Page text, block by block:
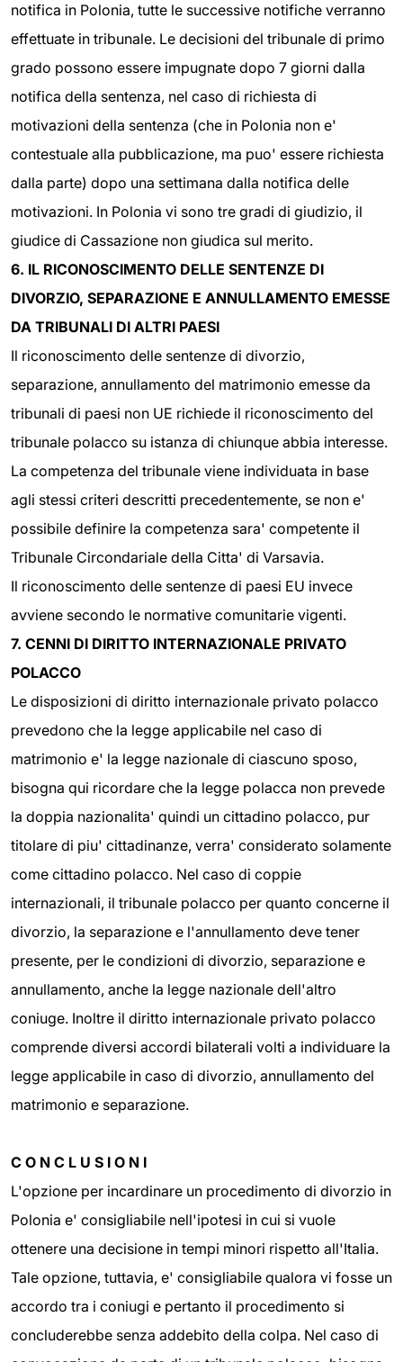
notifica in Polonia, tutte le successive notifiche verranno
effettuate in tribunale. Le decisioni del tribunale di primo
grado possono essere impugnate dopo 7 giorni dalla
notifica della sentenza, nel caso di richiesta di
motivazioni della sentenza (che in Polonia non e'
contestuale alla pubblicazione, ma puo' essere richiesta
dalla parte) dopo una settimana dalla notifica delle
motivazioni. In Polonia vi sono tre gradi di giudizio, il
giudice di Cassazione non giudica sul merito.
6. IL RICONOSCIMENTO DELLE SENTENZE DI
DIVORZIO, SEPARAZIONE E ANNULLAMENTO EMESSE
DA TRIBUNALI DI ALTRI PAESI
Il riconoscimento delle sentenze di divorzio,
separazione, annullamento del matrimonio emesse da
tribunali di paesi non UE richiede il riconoscimento del
tribunale polacco su istanza di chiunque abbia interesse.
La competenza del tribunale viene individuata in base
agli stessi criteri descritti precedentemente, se non e'
possibile definire la competenza sara' competente il
Tribunale Circondariale della Citta' di Varsavia.
Il riconoscimento delle sentenze di paesi EU invece
avviene secondo le normative comunitarie vigenti.
7. CENNI DI DIRITTO INTERNAZIONALE PRIVATO
POLACCO
Le disposizioni di diritto internazionale privato polacco
prevedono che la legge applicabile nel caso di
matrimonio e' la legge nazionale di ciascuno sposo,
bisogna qui ricordare che la legge polacca non prevede
la doppia nazionalita' quindi un cittadino polacco, pur
titolare di piu' cittadinanze, verra' considerato solamente
come cittadino polacco. Nel caso di coppie
internazionali, il tribunale polacco per quanto concerne il
divorzio, la separazione e l'annullamento deve tener
presente, per le condizioni di divorzio, separazione e
annullamento, anche la legge nazionale dell'altro
coniuge. Inoltre il diritto internazionale privato polacco
comprende diversi accordi bilaterali volti a individuare la
legge applicabile in caso di divorzio, annullamento del
matrimonio e separazione.
C O N C L U S I O N I
L'opzione per incardinare un procedimento di divorzio in
Polonia e' consigliabile nell'ipotesi in cui si vuole
ottenere una decisione in tempi minori rispetto all'Italia.
Tale opzione, tuttavia, e' consigliabile qualora vi fosse un
accordo tra i coniugi e pertanto il procedimento si
concluderebbe senza addebito della colpa. Nel caso di